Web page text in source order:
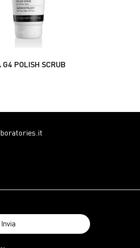
G4 POLISH SCRUB
Invia